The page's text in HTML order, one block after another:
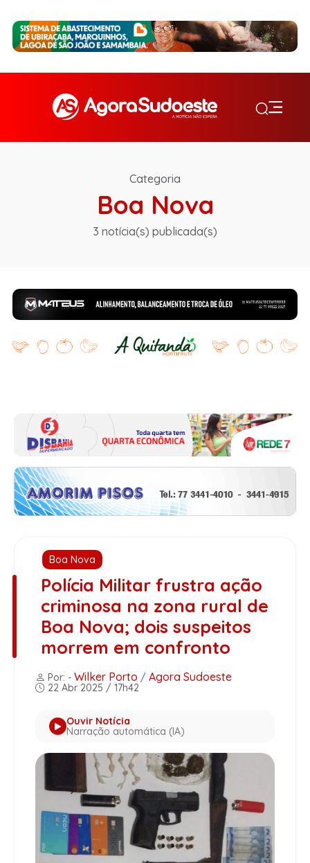
Categoria
Boa Nova
3 notícia(s) publicada(s)
Boa Nova
Polícia Militar frustra ação
criminosa na zona rural de
Boa Nova; dois suspeitos
morrem em confronto
Por: - Wilker Porto / Agora Sudoeste
22 Abr 2025 / 17h42
Ouvir Notícia
Narração automática (IA)